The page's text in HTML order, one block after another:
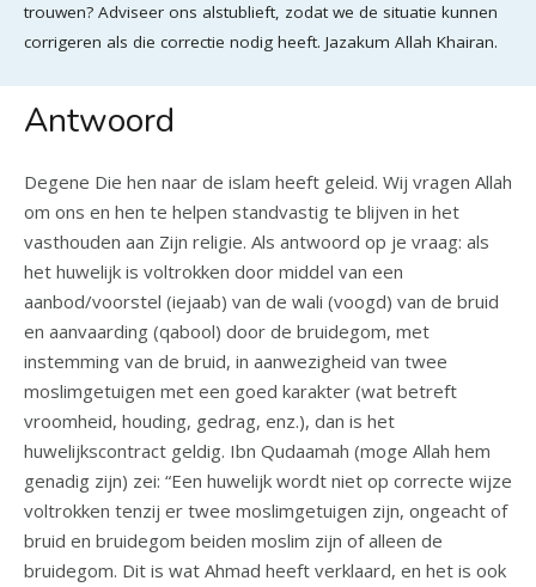
trouwen? Adviseer ons alstublieft, zodat we de situatie kunnen
corrigeren als die correctie nodig heeft. Jazakum Allah Khairan.
Antwoord
Degene Die hen naar de islam heeft geleid. Wij vragen Allah
om ons en hen te helpen standvastig te blijven in het
vasthouden aan Zijn religie. Als antwoord op je vraag: als
het huwelijk is voltrokken door middel van een
aanbod/voorstel (iejaab) van de wali (voogd) van de bruid
en aanvaarding (qabool) door de bruidegom, met
instemming van de bruid, in aanwezigheid van twee
moslimgetuigen met een goed karakter (wat betreft
vroomheid, houding, gedrag, enz.), dan is het
huwelijkscontract geldig. Ibn Qudaamah (moge Allah hem
genadig zijn) zei: “Een huwelijk wordt niet op correcte wijze
voltrokken tenzij er twee moslimgetuigen zijn, ongeacht of
bruid en bruidegom beiden moslim zijn of alleen de
bruidegom. Dit is wat Ahmad heeft verklaard, en het is ook